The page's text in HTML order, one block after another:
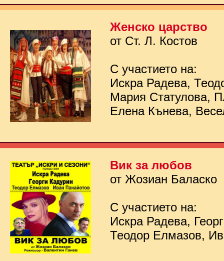
Женско царство
от Ст. Л. Костов
С участието на:
Искра Радева,
Мария Статулова,
Елена Кънева,
Вик за любов
от Жозиан Баласко
С участието на:
Искра Радева,
Теодор Елмазов,